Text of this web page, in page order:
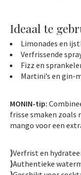
Ideaal te
Limonades en
Verfrissende
Fizz en
Martini’s en gin-
MONIN-tip:
frisse smaken
mango voor een
⟩Verfrist en
⟩Authentieke